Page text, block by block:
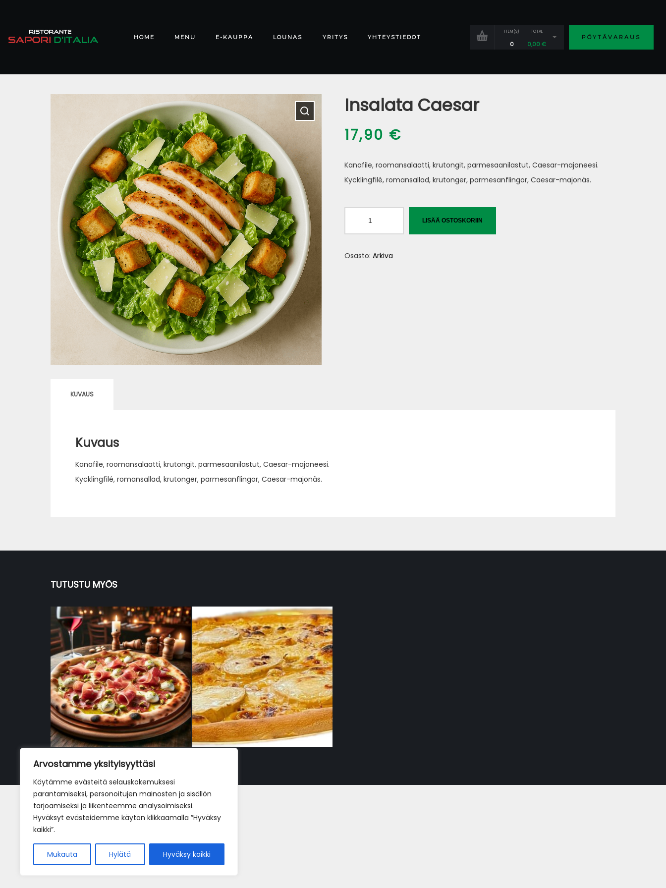
Arvostamme yksityisyyttäsi
Käytämme evästeitä selauskokemuksesi
parantamiseksi, personoitujen mainosten ja sisällön
tarjoamiseksi ja liikenteemme analysoimiseksi.
Hyväksyt evästeidemme käytön klikkaamalla ”Hyväksy
kaikki”.
Mukauta Hylätä Hyväksy kaikki
HOME MENU E-KAUPPA LOUNAS YRITYS YHTEYSTIEDOT
ITEM(S)
0
TOTAL
0,00€
PÖYTÄVARAUS
Insalata Caesar
17,90 €
Kanafile, roomansalaatti, krutongit, parmesaanilastut, Caesar-majoneesi.
Kycklingfilé, romansallad, krutonger, parmesanflingor, Caesar-majonäs.
LISÄÄ OSTOSKORIIN
Osasto: Arkiva
KUVAUS
Kuvaus
Kanafile, roomansalaatti, krutongit, parmesaanilastut, Caesar-majoneesi.
Kycklingfilé, romansallad, krutonger, parmesanflingor, Caesar-majonäs.
TUTUSTU MYÖS
La pizza con mortadella e
bufala